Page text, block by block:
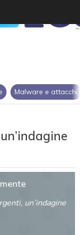
Malware e attacchi
un’indagine